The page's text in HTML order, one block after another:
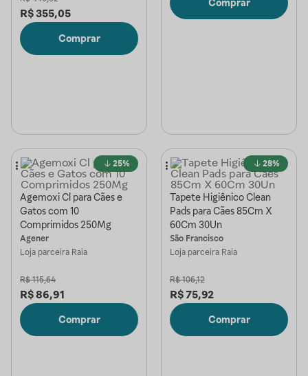
R$355,05
Comprar
Comprar
25%
Agemoxi Cl para Cães e
Gatos com 10
Comprimidos 250Mg
Agener
Loja parceira Raia
R$ 115,64
R$86,91
Comprar
28%
Tapete Higiênico Clean
Pads para Cães 85Cm X
60Cm 30Un
São Francisco
Loja parceira Raia
R$ 106,12
R$75,92
Comprar